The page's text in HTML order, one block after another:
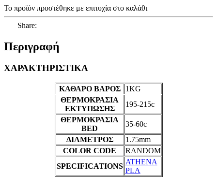
Το προϊόν προστέθηκε με επιτυχία στο καλάθι
Share:
Περιγραφή
ΧΑΡΑΚΤΗΡΙΣΤΙΚΑ
ΚΑΘΑΡΟ ΒΑΡΟΣ
1KG
ΘΕΡΜΟΚΡΑΣΙΑ
ΕΚΤΥΠΩΣΗΣ
195-215c
ΘΕΡΜΟΚΡΑΣΙΑ
BED
35-60c
ΔΙΑΜΕΤΡΟΣ
1.75mm
COLOR CODE
RANDOM
SPECIFICATIONS
ATHENA
PLA